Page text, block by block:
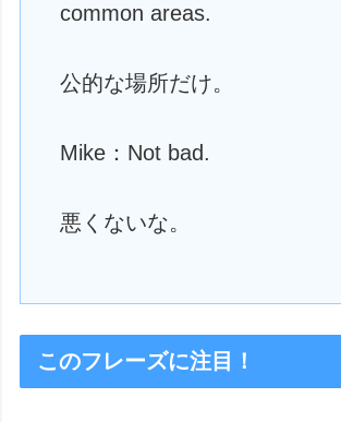
common areas.
公的な場所だけ。
Mike：Not bad.
悪くないな。
このフレーズに注目！